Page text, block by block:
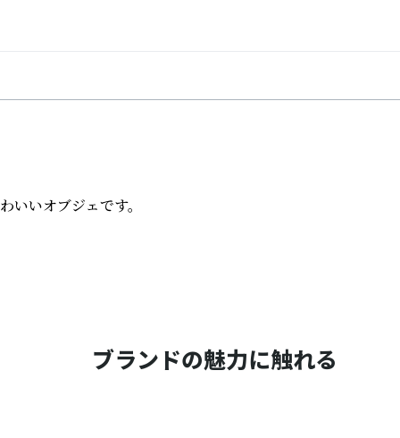
いいオブジェです。
ブランドの魅力に触れる